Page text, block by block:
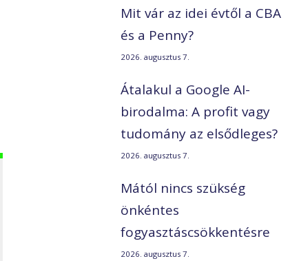
Mit vár az idei évtől a CBA
és a Penny?
2026. augusztus 7.
Átalakul a Google AI-
birodalma: A profit vagy
tudomány az elsődleges?
2026. augusztus 7.
Mától nincs szükség
önkéntes
fogyasztáscsökkentésre
2026. augusztus 7.